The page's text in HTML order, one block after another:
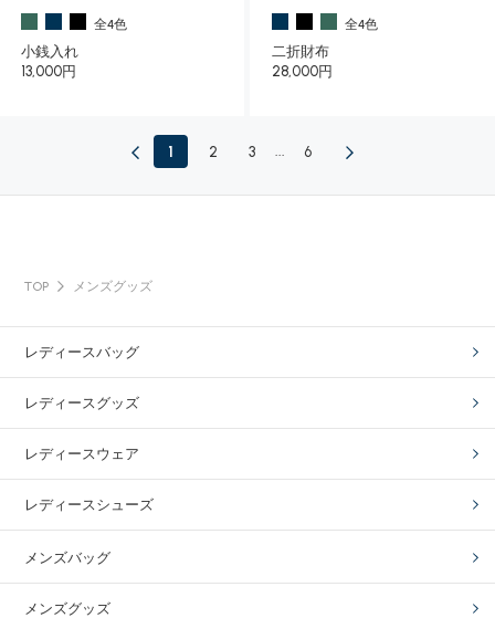
全4色
小銭入れ
13,000円
全4色
二折財布
28,000円
1 2 3 ... 6
TOP メンズグッズ
レディースバッグ
レディースグッズ
レディースウェア
レディースシューズ
メンズバッグ
メンズグッズ